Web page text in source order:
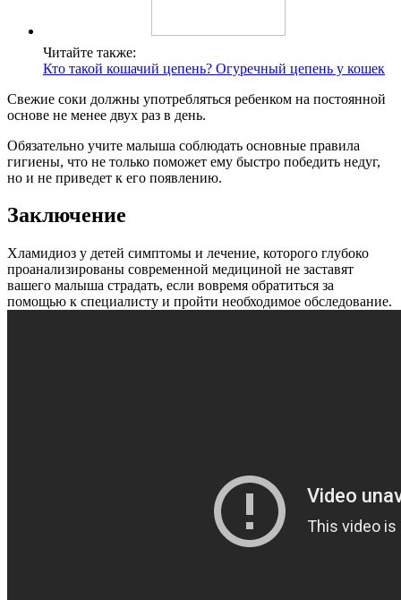
Читайте также:
Кто такой кошачий цепень? Огуречный цепень у кошек
Свежие соки должны употребляться ребенком на постоянной
основе не менее двух раз в день.
Обязательно учите малыша соблюдать основные правила
гигиены, что не только поможет ему быстро победить недуг,
но и не приведет к его появлению.
Заключение
Хламидиоз у детей симптомы и лечение, которого глубоко
проанализированы современной медициной не заставят
вашего малыша страдать, если вовремя обратиться за
помощью к специалисту и пройти необходимое обследование.